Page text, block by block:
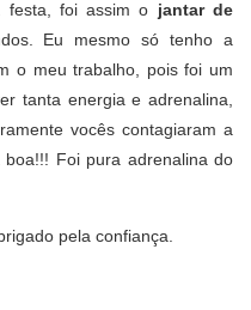
festa, foi assim o jantar de
Eu mesmo só tenho a
o meu trabalho, pois foi um
tanta energia e adrenalina,
vocês contagiaram a
Foi pura adrenalina do
pela confiança.